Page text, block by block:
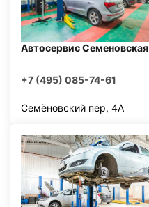
Автосервис Семеновская
+7 (495) 085-74-61
Семёновский пер, 4А